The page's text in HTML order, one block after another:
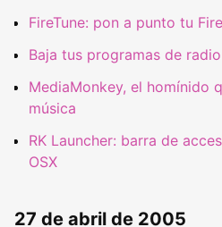
FireTune: pon a punto tu
Baja tus programas de
MediaMonkey, el homínido
música
RK Launcher: barra de
OSX
27 de abril de 2005